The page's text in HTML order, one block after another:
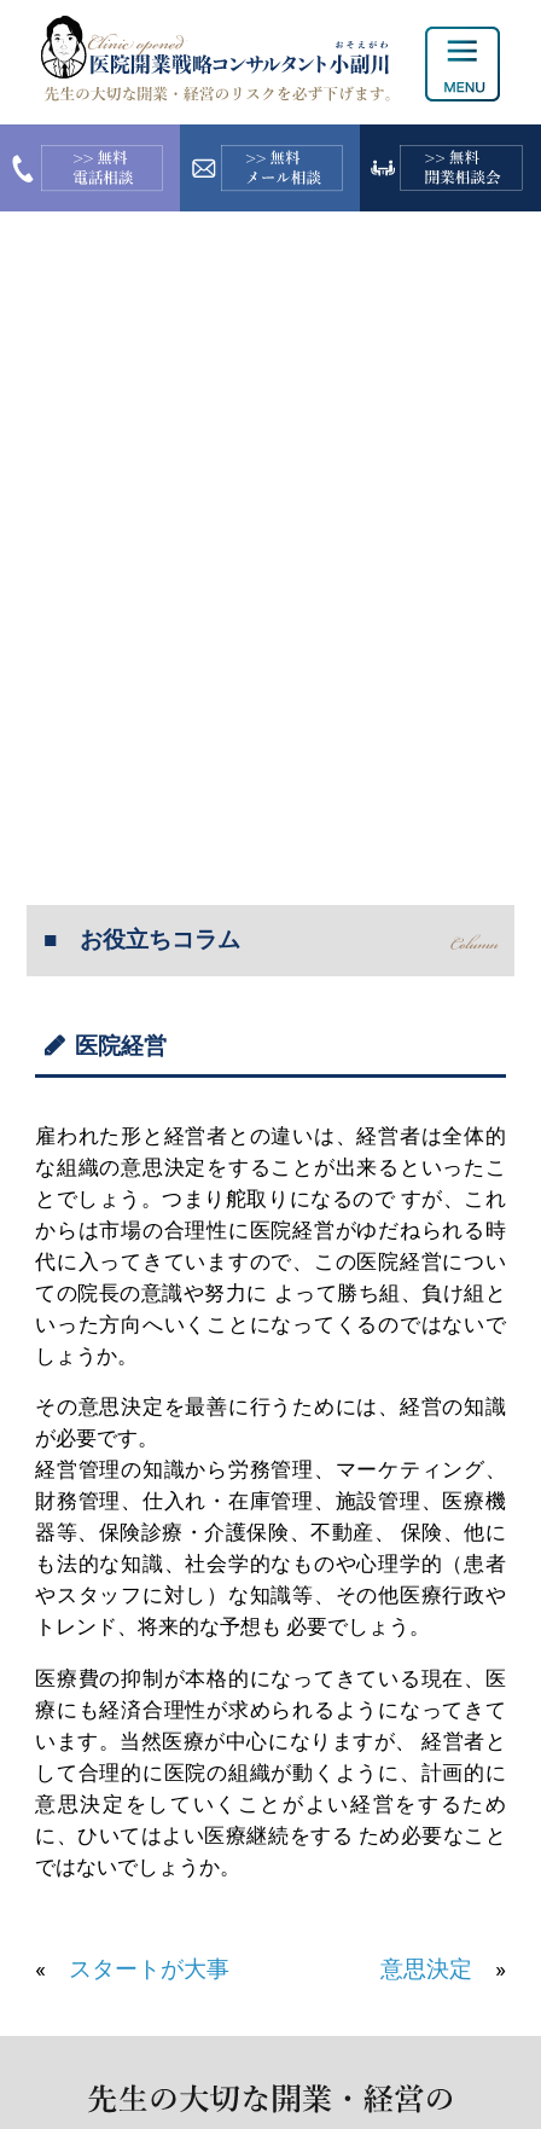
お役立ちコラム
医院経営
雇われた形と経営者との違いは、経営者は全体的
な組織の意思決定をすることが出来るといったこ
とでしょう。つまり舵取りになるので すが、これ
からは市場の合理性に医院経営がゆだねられる時
代に入ってきていますので、この医院経営につい
ての院長の意識や努力に よって勝ち組、負け組と
いった方向へいくことになってくるのではないで
しょうか。
その意思決定を最善に行うためには、経営の知識
が必要です。
経営管理の知識から労務管理、マーケティング、
財務管理、仕入れ・在庫管理、施設管理、医療機
器等、保険診療・介護保険、不動産、 保険、他に
も法的な知識、社会学的なものや心理学的（患者
やスタッフに対し）な知識等、その他医療行政や
トレンド、将来的な予想も 必要でしょう。
医療費の抑制が本格的になってきている現在、医
療にも経済合理性が求められるようになってきて
います。当然医療が中心になりますが、 経営者と
して合理的に医院の組織が動くように、計画的に
意思決定をしていくことがよい経営をするため
に、ひいてはよい医療継続をする ため必要なこと
ではないでしょうか。
« スタートが大事 意思決定 »